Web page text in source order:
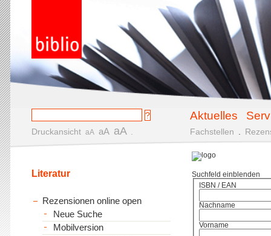
Aktuelles
Druckansicht aA aA aA Fachstellen
Suchfeld einblenden
ISBN / EAN
Nachname
Vorname
Literatur
Rezensionen online open
Neue Suche
Mobilversion